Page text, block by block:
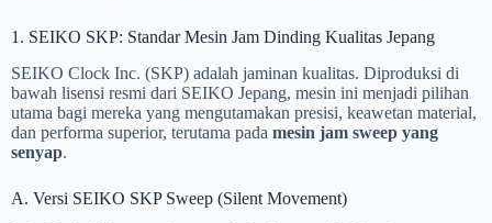
1. SEIKO SKP: Standar Mesin Jam Dinding Kualitas Jepang
SEIKO Clock Inc. (SKP) adalah jaminan kualitas. Diproduksi di
bawah lisensi resmi dari SEIKO Jepang, mesin ini menjadi pilihan
utama bagi mereka yang mengutamakan presisi, keawetan material,
dan performa superior, terutama pada mesin jam sweep yang
senyap.
A. Versi SEIKO SKP Sweep (Silent Movement)